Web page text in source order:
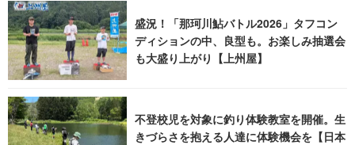
盛況！「那珂川鮎バトル2026」タフコン
ディションの中、良型も。お楽しみ抽選会
も大盛り上がり【上州屋】
不登校児を対象に釣り体験教室を開催。生
きづらさを抱える人達に体験機会を【日本